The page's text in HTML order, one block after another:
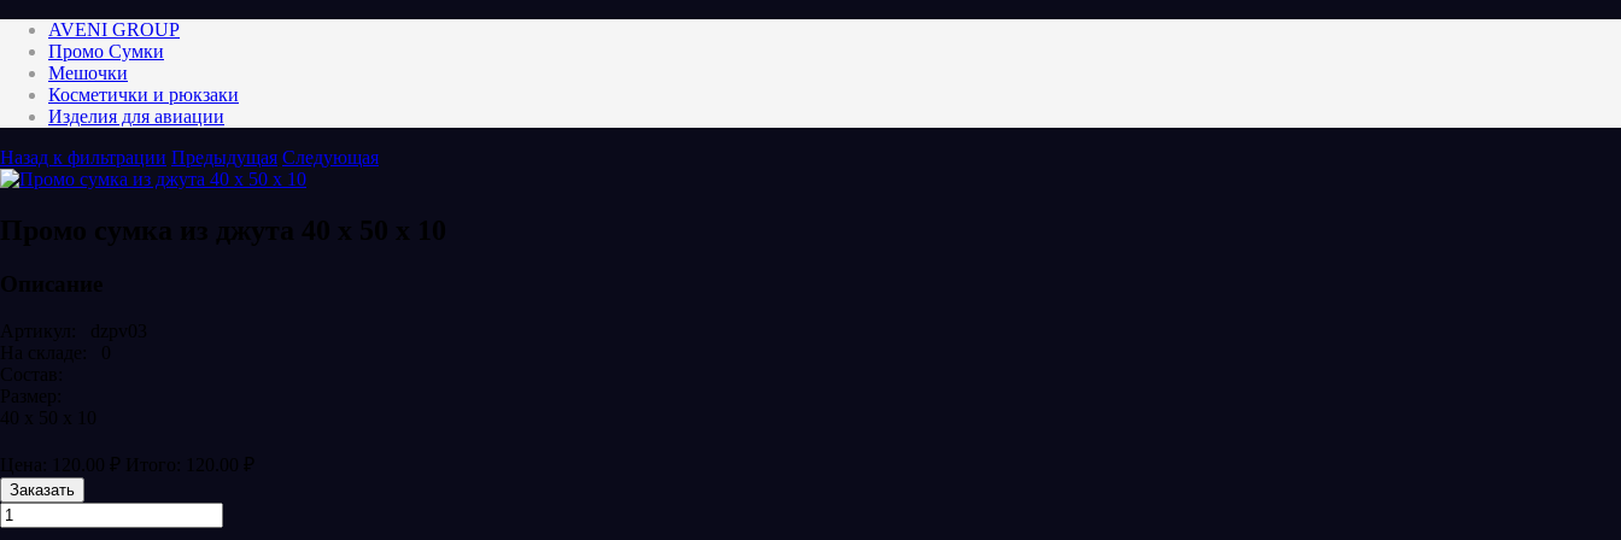
AVENI GROUP
Промо Сумки
Мешочки
Косметички и рюкзаки
Изделия для авиации
Назад к фильтрации Предыдущая Следующая
Промо сумка из джута 40 х 50 х 10
Описание
Артикул: dzpv03
На складе: 0
Состав:
Размер:
40 х 50 х 10
Цена: 120.00 ₽ Итого: 120.00 ₽
Заказать